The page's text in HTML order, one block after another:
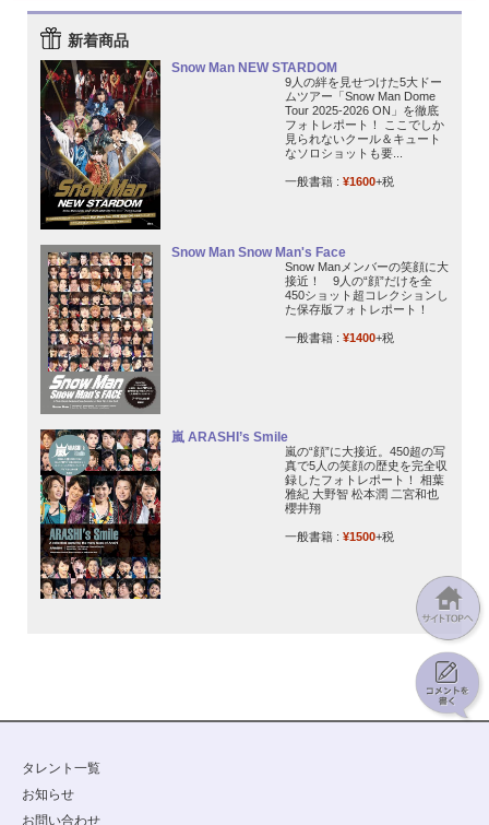
新着商品
Snow Man NEW STARDOM
9人の絆を見せつけた5大ドー
ムツアー「Snow Man Dome
Tour 2025-2026 ON」を徹底
フォトレポート！ ここでしか
見られないクール＆キュート
なソロショットも要...
一般書籍 : ¥1600+税
Snow Man Snow Man's Face
Snow Manメンバーの笑顔に大
接近！ 9人の“顔”だけを全
450ショット超コレクションし
た保存版フォトレポート！
一般書籍 : ¥1400+税
嵐 ARASHI’s Smile
嵐の“顔”に大接近。450超の写
真で5人の笑顔の歴史を完全収
録したフォトレポート！ 相葉
雅紀 大野智 松本潤 二宮和也
櫻井翔
一般書籍 : ¥1500+税
タレント一覧
お知らせ
お問い合わせ